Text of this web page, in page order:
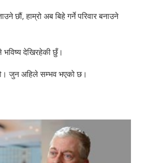
छौं, हाम्रो अब बिहे गर्ने परिवार बनाउने
देखिरहेकी छुँ।
जुन अहिले सम्भव भएको छ।